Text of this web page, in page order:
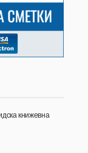
книжевна